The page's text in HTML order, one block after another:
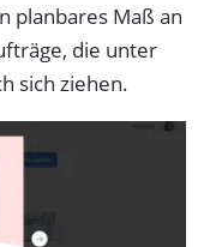
planbares Maß an
die unter
sich ziehen.